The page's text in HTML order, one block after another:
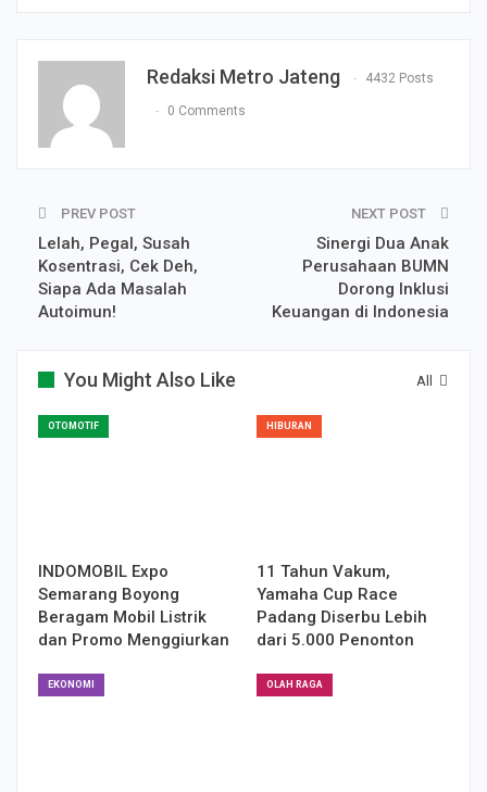
Redaksi Metro Jateng 4432 Posts
0 Comments
PREV POST
Lelah, Pegal, Susah
Kosentrasi, Cek Deh,
Siapa Ada Masalah
Autoimun!
NEXT POST
Sinergi Dua Anak
Perusahaan BUMN
Dorong Inklusi
Keuangan di Indonesia
All
You Might Also Like
OTOMOTIF
INDOMOBIL Expo
Semarang Boyong
Beragam Mobil Listrik
dan Promo Menggiurkan
HIBURAN
11 Tahun Vakum,
Yamaha Cup Race
Padang Diserbu Lebih
dari 5.000 Penonton
EKONOMI OLAH RAGA